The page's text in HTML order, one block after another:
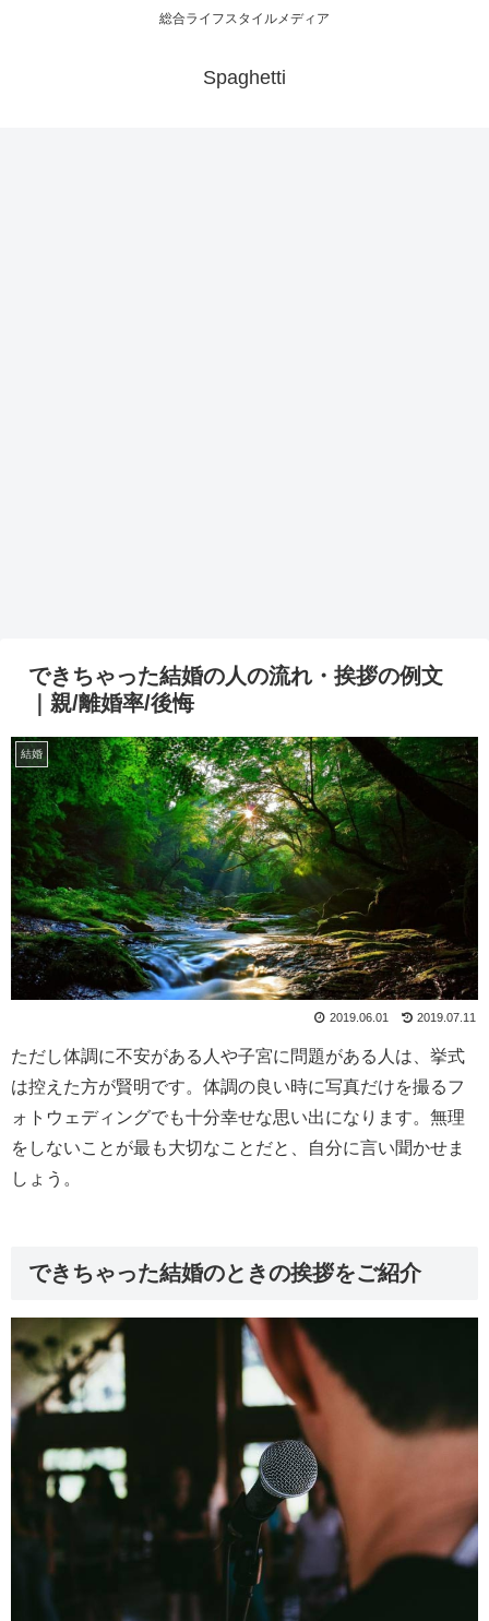
総合ライフスタイルメディア
Spaghetti
できちゃった結婚の人の流れ・挨拶の例文
｜親/離婚率/後悔
結婚
2019.07.11
2019.06.01
ただし体調に不安がある人や子宮に問題がある人は、挙式
は控えた方が賢明です。体調の良い時に写真だけを撮るフ
ォトウェディングでも十分幸せな思い出になります。無理
をしないことが最も大切なことだと、自分に言い聞かせま
しょう。
できちゃった結婚のときの挨拶をご紹介